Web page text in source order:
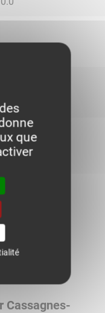
2026 à 15h
Cassagnes-
que